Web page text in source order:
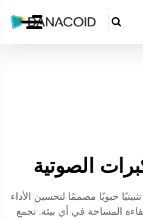

الصوتية
حيويًا مصممًا لتحسين الأداء
المساحة في أي بيئة. تجمع